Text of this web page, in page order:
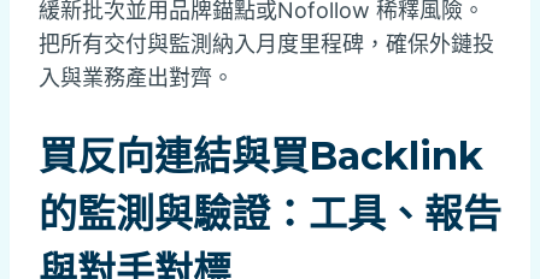
緩新批次並用品牌錨點或Nofollow 稀釋風險。
把所有交付與監測納入月度里程碑，確保外鏈投
入與業務產出對齊。
買反向連結與買Backlink
的監測與驗證：工具、報告